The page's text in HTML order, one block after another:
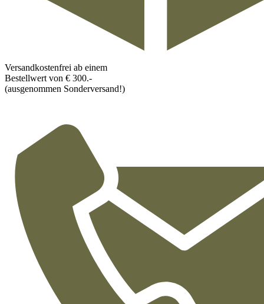
Versandkostenfrei ab einem
Bestellwert von € 300.-
(ausgenommen Sonderversand!)